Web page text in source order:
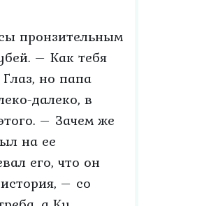
пронзительным
– Как тебя
но папа
далеко, в
– Зачем же
на ее
его, что он
– со